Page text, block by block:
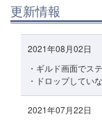
更新情報
2021年08月02日
・ギルド画面でス
・ドロップしてい
2021年07月22日